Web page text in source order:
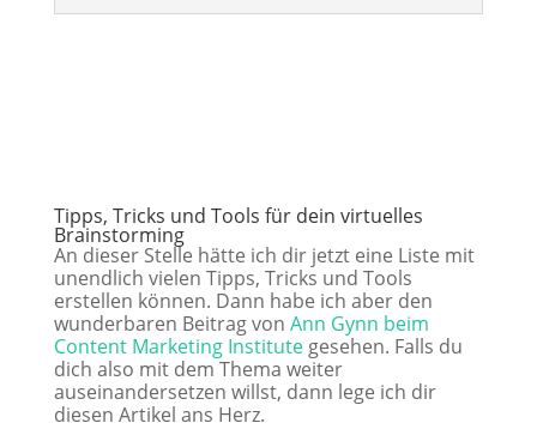
Tipps, Tricks und Tools für dein virtuelles
Brainstorming
An dieser Stelle hätte ich dir jetzt eine Liste mit
unendlich vielen Tipps, Tricks und Tools
erstellen können. Dann habe ich aber den
wunderbaren Beitrag von Ann Gynn beim
Content Marketing Institutegesehen. Falls du
dich also mit dem Thema weiter
auseinandersetzen willst, dann lege ich dir
diesen Artikel ans Herz.